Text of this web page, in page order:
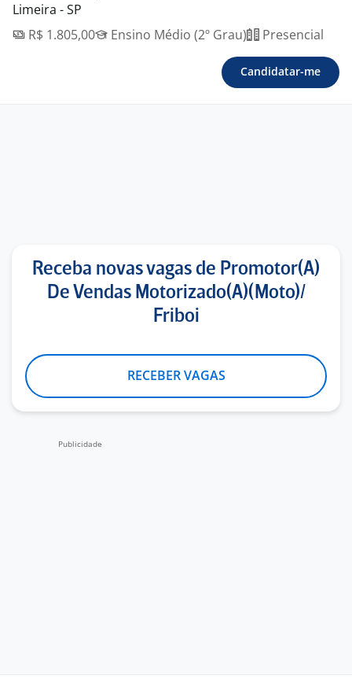
Limeira - SP
R$ 1.805,00
Ensino Médio (2º Grau) Presencial
Candidatar-me
Receba novas vagas de Promotor(A)
De Vendas Motorizado(A)(Moto)/
Friboi
RECEBER VAGAS